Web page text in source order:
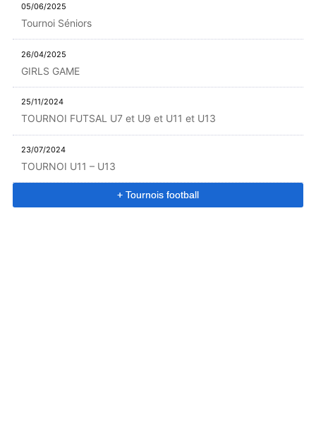
05/06/2025
Tournoi Séniors
26/04/2025
GIRLS GAME
25/11/2024
TOURNOI FUTSAL U7 et U9 et U11 et U13
23/07/2024
TOURNOI U11 – U13
+ Tournois football